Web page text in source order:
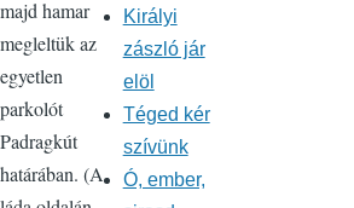
majd hamar
megleltük az
egyetlen
parkolót
Padragkút
határában. (A
Királyi
zászló jár
elöl
Téged kér
szívünk
Ó, ember,